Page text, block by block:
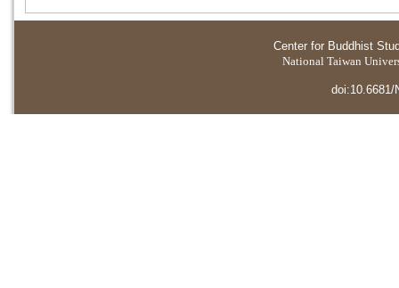
Center for Buddhist
National Taiwan
doi:10.6681/